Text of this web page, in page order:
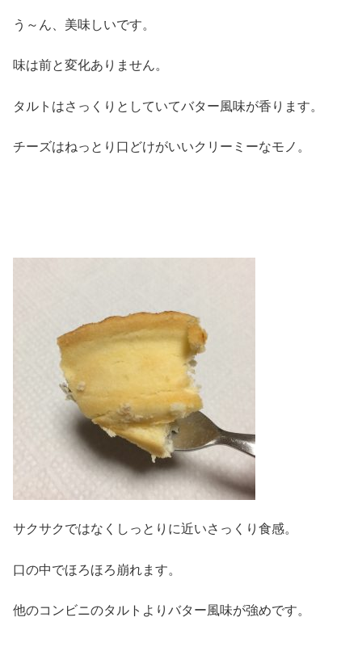
う～ん、美味しいです。
味は前と変化ありません。
タルトはさっくりとしていてバター風味が香ります。
チーズはねっとり口どけがいいクリーミーなモノ。
サクサクではなくしっとりに近いさっくり食感。
口の中でほろほろ崩れます。
他のコンビニのタルトよりバター風味が強めです。